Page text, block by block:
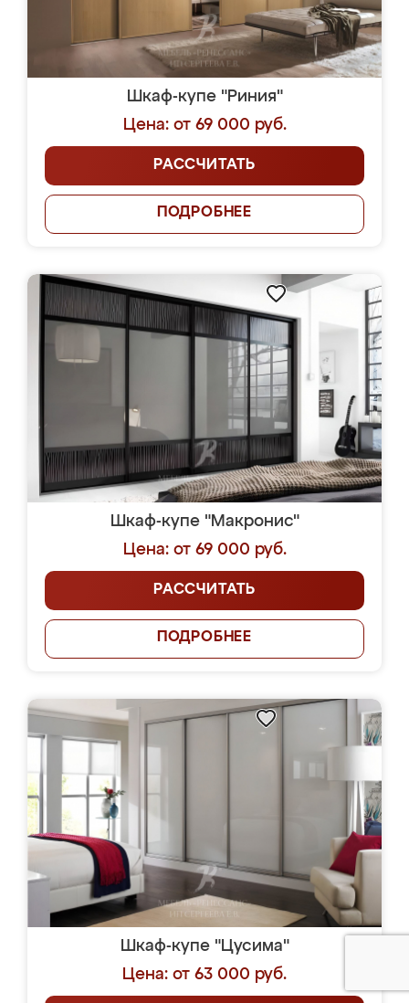
Шкаф-купе "Риния"
Цена: от 69 000 руб.
РАССЧИТАТЬ
ПОДРОБНЕЕ
Шкаф-купе "Макронис"
Цена: от 69 000 руб.
РАССЧИТАТЬ
ПОДРОБНЕЕ
Шкаф-купе "Цусима"
Цена: от 63 000 руб.